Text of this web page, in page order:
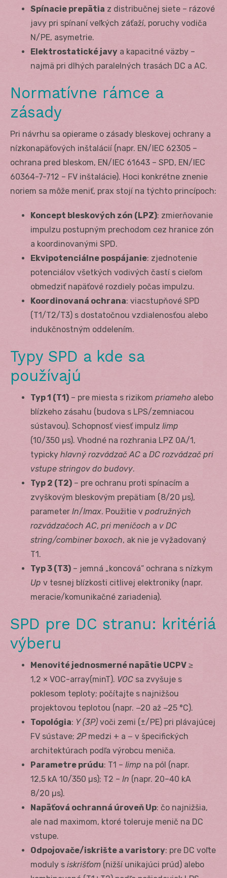
Spínacie prepätia z distribučnej siete – rázové
javy pri spínaní veľkých záťaží, poruchy vodiča
N/PE, asymetrie.
Elektrostatické javy a kapacitné väzby –
najmä pri dlhých paralelných trasách DC a AC.
Normatívne rámce a
zásady
Pri návrhu sa opierame o zásady bleskovej ochrany a
nízkonapäťových inštalácií (napr. EN/IEC 62305 –
ochrana pred bleskom, EN/IEC 61643 – SPD, EN/IEC
60364-7-712 – FV inštalácie). Hoci konkrétne znenie
noriem sa môže meniť, prax stojí na týchto princípoch:
Koncept bleskových zón (LPZ): zmierňovanie
impulzu postupným prechodom cez hranice zón
a koordinovanými SPD.
Ekvipotenciálne pospájanie: zjednotenie
potenciálov všetkých vodivých častí s cieľom
obmedziť napäťové rozdiely počas impulzu.
Koordinovaná ochrana: viacstupňové SPD
(T1/T2/T3) s dostatočnou vzdialenosťou alebo
indukčnostným oddelením.
Typy SPD a kde sa
používajú
Typ 1 (T1) – pre miesta s rizikom priameho alebo
blízkeho zásahu (budova s LPS/zemniacou
sústavou). Schopnosť viesť impulz Iimp
(10/350 µs). Vhodné na rozhrania LPZ 0A/1,
typicky hlavný rozvádzač AC a DC rozvádzač pri
vstupe stringov do budovy.
Typ 2 (T2) – pre ochranu proti spínacím a
zvyškovým bleskovým prepätiam (8/20 µs),
parameter In/Imax. Použitie v podružných
rozvádzačoch AC, pri meničoch a v DC
string/combiner boxoch, ak nie je vyžadovaný
T1.
Typ 3 (T3) – jemná „koncová“ ochrana s nízkym
Up v tesnej blízkosti citlivej elektroniky (napr.
meracie/komunikačné zariadenia).
SPD pre DC stranu: kritériá
výberu
Menovité jednosmerné napätie UCPV ≥
1,2 × VOC-array(minT). VOC sa zvyšuje s
poklesom teploty; počítajte s najnižšou
projektovou teplotou (napr. −20 až −25 °C).
Topológia: Y (3P) voči zemi (±/PE) pri plávajúcej
FV sústave; 2Pmedzi + a − v špecifických
architektúrach podľa výrobcu meniča.
Parametre prúdu: T1 – Iimp na pól (napr.
12,5 kA 10/350 µs); T2 – In (napr. 20–40 kA
8/20 µs).
Napäťová ochranná úroveň Up: čo najnižšia,
ale nad maximom, ktoré toleruje menič na DC
vstupe.
Odpojovače/iskrište a varistory: pre DC voľte
moduly s iskrišťom (nižší unikajúci prúd) alebo